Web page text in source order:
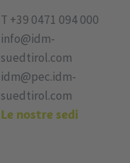
T +39 0471 094 000
info@idm-
suedtirol.com
idm@pec.idm-
suedtirol.com
Le nostre sedi